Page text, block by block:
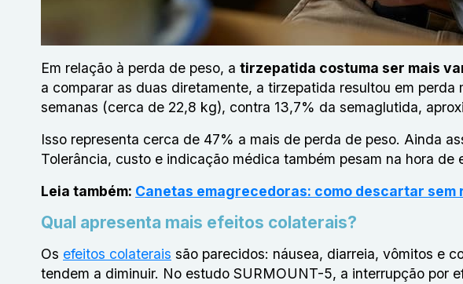
Em relação à perda de peso, a tirzepatida costuma ser mais
a comparar as duas diretamente, a tirzepatida resultou em
semanas (cerca de 22,8 kg), contra 13,7% da semaglutida,
Isso representa cerca de 47% a mais de perda de peso. Ainda
Tolerância, custo e indicação médica também pesam na hora de
Leia também: Canetas emagrecedoras: como descartar sem
Qual apresenta mais efeitos colaterais?
Os efeitos colaterais são parecidos: náusea, diarreia, vômitos e
tendem a diminuir. No estudo SURMOUNT-5, a interrupção por